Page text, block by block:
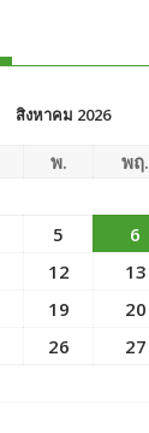
สิงหาคม 2026
พ. พฤ.
5 6
12 13
19 20
26 27